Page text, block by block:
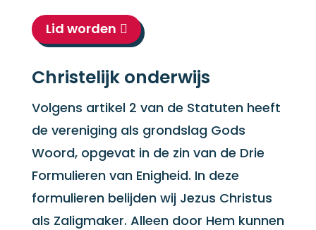
Lid worden
Christelijk onderwijs
Volgens artikel 2 van de Statuten heeft
de vereniging als grondslag Gods
Woord, opgevat in de zin van de Drie
Formulieren van Enigheid. In deze
formulieren belijden wij Jezus Christus
als Zaligmaker. Alleen door Hem kunnen